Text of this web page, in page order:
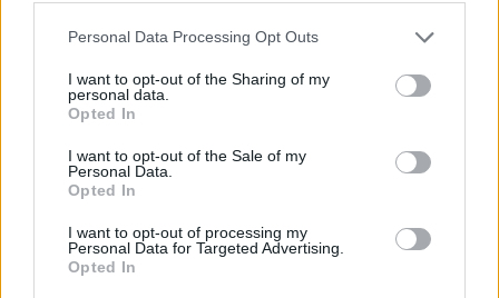
Personal Data Processing Opt Outs
I want to opt-out of the Sharing of my
personal data.
Opted In
I want to opt-out of the Sale of my
Personal Data.
Opted In
I want to opt-out of processing my
Personal Data for Targeted Advertising.
Opted In
«Χρηστή Διακυβέρνηση, Θεσμοί, Διαφάνεια»
| Απολογισμός Προγράμματος
Προγράμματος «Χρηστή Διακυβέρνηση,
Θεσμοί και Διαφάνεια» | 13 Δεκεμβρίου